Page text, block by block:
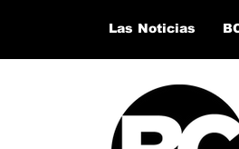
Las Noticias